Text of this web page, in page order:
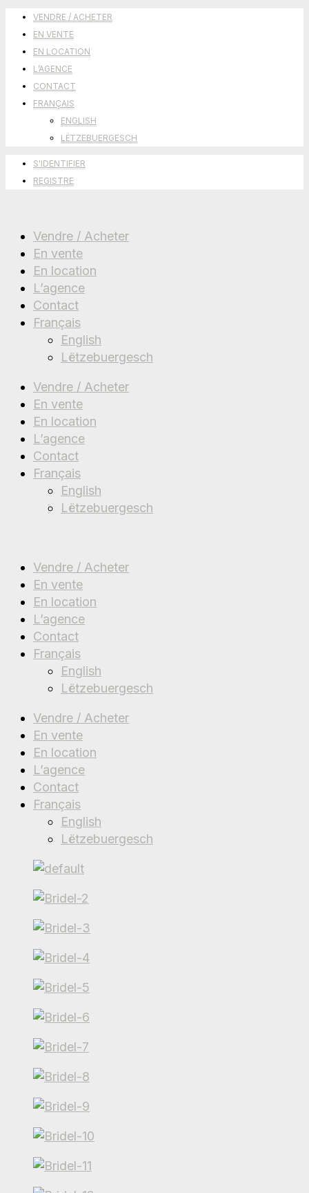
VENDRE / ACHETER
EN VENTE
EN LOCATION
L’AGENCE
CONTACT
FRANÇAIS
ENGLISH
LËTZEBUERGESCH
S'IDENTIFIER
REGISTRE
Vendre / Acheter
En vente
En location
L’agence
Contact
Français
English
Lëtzebuergesch
Vendre / Acheter
En vente
En location
L’agence
Contact
Français
English
Lëtzebuergesch
Vendre / Acheter
En vente
En location
L’agence
Contact
Français
English
Lëtzebuergesch
Vendre / Acheter
En vente
En location
L’agence
Contact
Français
English
Lëtzebuergesch